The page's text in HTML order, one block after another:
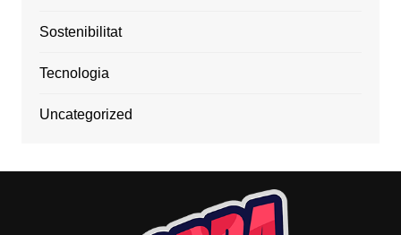
Sostenibilitat
Tecnologia
Uncategorized